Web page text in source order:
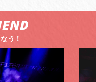
う！